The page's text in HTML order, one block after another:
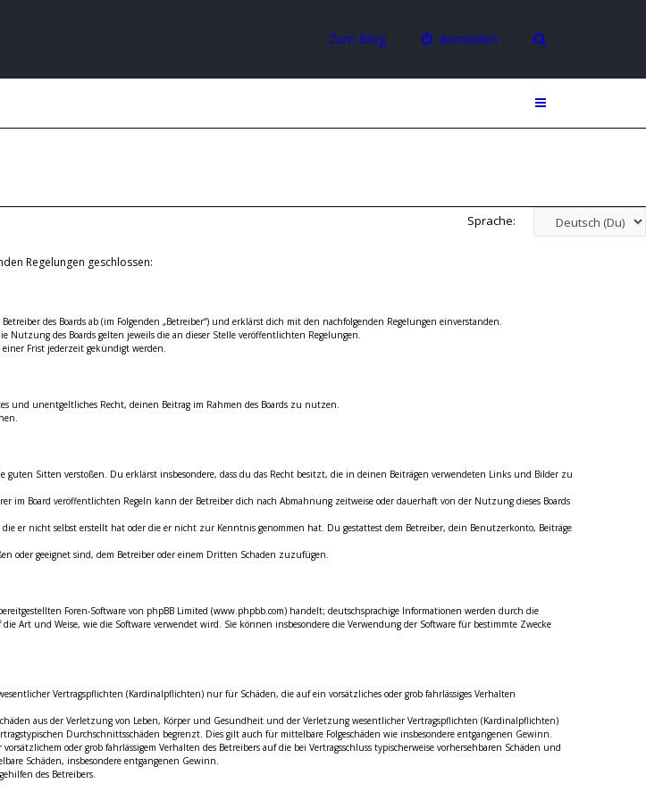
Zum Blog Anmelden
Sprache:
Regelungen geschlossen:
des Boards ab (im Folgenden „Betreiber“) und erklärst dich mit den nachfolgenden Regelungen einverstanden.
des Boards gelten jeweils die an dieser Stelle veröffentlichten Regelungen.
Frist jederzeit gekündigt werden.
und unentgeltliches Recht, deinen Beitrag im Rahmen des Boards zu nutzen.
Sitten verstoßen. Du erklärst insbesondere, dass du das Recht besitzt, die in deinen Beiträgen verwendeten Links und Bilder zu
im Board veröffentlichten Regeln kann der Betreiber dich nach Abmahnung zeitweise oder dauerhaft von der Nutzung dieses Boards
er nicht selbst erstellt hat oder die er nicht zur Kenntnis genommen hat. Du gestattest dem Betreiber, dein Benutzerkonto, Beiträge
oder geeignet sind, dem Betreiber oder einem Dritten Schaden zuzufügen.
Foren-Software von phpBB Limited (www.phpbb.com) handelt; deutschsprachige Informationen werden durch die
Art und Weise, wie die Software verwendet wird. Sie können insbesondere die Verwendung der Software für bestimmte Zwecke
Vertragspflichten (Kardinalpflichten) nur für Schäden, die auf ein vorsätzliches oder grob fahrlässiges Verhalten
aus der Verletzung von Leben, Körper und Gesundheit und der Verletzung wesentlicher Vertragspflichten (Kardinalpflichten)
Durchschnittsschäden begrenzt. Dies gilt auch für mittelbare Folgeschäden wie insbesondere entgangenen Gewinn.
oder grob fahrlässigem Verhalten des Betreibers auf die bei Vertragsschluss typischerweise vorhersehbaren Schäden und
Schäden, insbesondere entgangenen Gewinn.
des Betreibers.